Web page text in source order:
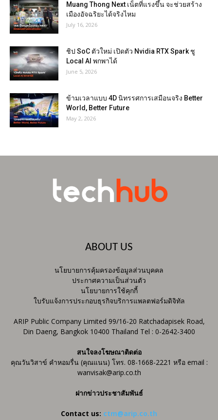
Muang Thong Next เน็ตที่แรงขึ้น จะช่วยสร้าง
เมืองอัจฉริยะได้จริงไหม
July 16, 2026
ชิป SoC ตัวใหม่ เปิดตัว Nvidia RTX Spark ชู
Local AI พกพาได้
June 5, 2026
ข้ามเวลาแบบ 4D นิทรรศการเสมือนจริง Better
World, Better Future
May 2, 2026
ABOUT US
นโยบายการคุ้มครองข้อมูลส่วนบุคคล
ประกาศความเป็นส่วนตัว
นโยบายการใช้คุกกี้
ใบรับแจ้งการประกอบธุรกิจบริการแพลตฟอร์มดิจิทัล
ARIP Public Company Limited 99/16-20 Ratchadapisek Road,
Din Daeng, Bangkok 10400 Thailand Tel : 0-2642-3400
สนใจลงโฆษณาติดต่อ
คุณวันวิสาข์ คำหอมรื่น (คุณแนน) โทร. 08-1668-2221 หรือ email :
wanvisak@arip.co.th
ฝากข่าวประชาสัมพันธ์
Contact us: ctm@arip.co.th